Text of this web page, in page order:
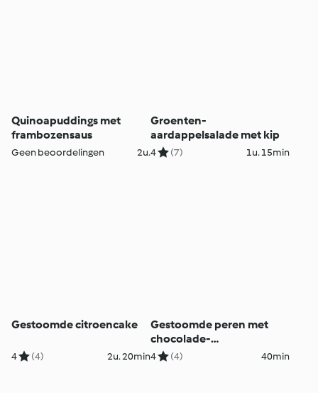
Quinoapuddings met
frambozensaus
Geen beoordelingen 2u.
Groenten-
aardappelsalade met kip
4 (7) 1u. 15min
Gestoomde citroencake
4 (4) 2u. 20min
Gestoomde peren met
chocolade-
kardemomsaus
4 (4) 40min